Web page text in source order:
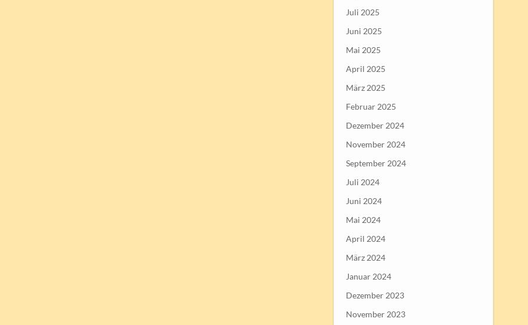
Juli 2025
Juni 2025
Mai 2025
April 2025
März 2025
Februar 2025
Dezember 2024
November 2024
September 2024
Juli 2024
Juni 2024
Mai 2024
April 2024
März 2024
Januar 2024
Dezember 2023
November 2023